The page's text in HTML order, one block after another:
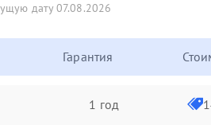
дату 07.08.2026
Гарантия
1 год